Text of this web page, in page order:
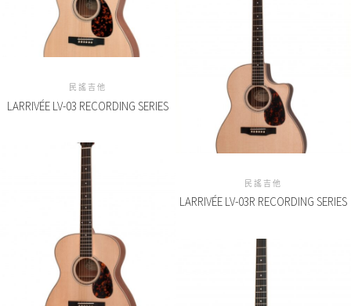
民謠吉他
LARRIVÉE LV-03 RECORDING SERIES
民謠吉他
LARRIVÉE LV-03R RECORDING SERIES